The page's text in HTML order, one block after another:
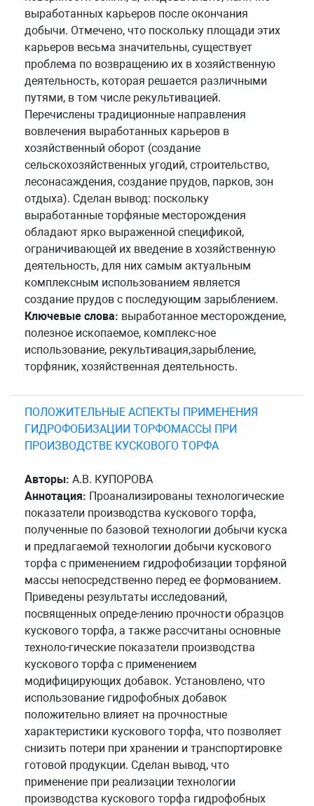
выработанных карьеров после окончания
добычи. Отмечено, что поскольку площади этих
карьеров весьма значительны, существует
проблема по возвращению их в хозяйственную
деятельность, которая решается различными
путями, в том числе рекультивацией.
Перечислены традиционные направления
вовлечения выработанных карьеров в
хозяйственный оборот (создание
сельскохозяйственных угодий, строительство,
лесонасаждения, создание прудов, парков, зон
отдыха). Сделан вывод: поскольку
выработанные торфяные месторождения
обладают ярко выраженной спецификой,
ограничивающей их введение в хозяйственную
деятельность, для них самым актуальным
комплексным использованием является
создание прудов с последующим зарыблением.
Ключевые слова: выработанное месторождение,
полезное ископаемое, комплекс-ное
использование, рекультивация,зарыбление,
торфяник, хозяйственная деятельность.
ПОЛОЖИТЕЛЬНЫЕ АСПЕКТЫ ПРИМЕНЕНИЯ
ГИДРОФОБИЗАЦИИ ТОРФОМАССЫ ПРИ
ПРОИЗВОДСТВЕ КУСКОВОГО ТОРФА
Авторы: А.В. КУПОРОВА
Аннотация: Проанализированы технологические
показатели производства кускового торфа,
полученные по базовой технологии добычи куска
и предлагаемой технологии добычи кускового
торфа с применением гидрофобизации торфяной
массы непосредственно перед ее формованием.
Приведены результаты исследований,
посвященных опреде-лению прочности образцов
кускового торфа, а также рассчитаны основные
техноло-гические показатели производства
кускового торфа с применением
модифицирующих добавок. Установлено, что
использование гидрофобных добавок
положительно влияет на прочностные
характеристики кускового торфа, что позволяет
снизить потери при хранении и транспортировке
готовой продукции. Сделан вывод, что
применение при реализации технологии
производства кускового торфа гидрофобных